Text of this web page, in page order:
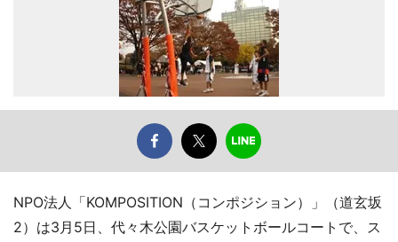
NPO法人「KOMPOSITION（コンポジション）」（道玄坂
2）は3月5日、代々木公園バスケットボールコートで、ス